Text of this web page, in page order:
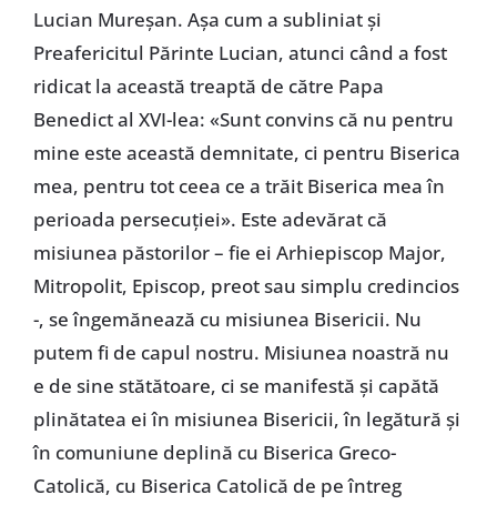
Lucian Mureșan. Așa cum a subliniat și
Preafericitul Părinte Lucian, atunci când a fost
ridicat la această treaptă de către Papa
Benedict al XVI-lea: «Sunt convins că nu pentru
mine este această demnitate, ci pentru Biserica
mea, pentru tot ceea ce a trăit Biserica mea în
perioada persecuției». Este adevărat că
misiunea păstorilor – fie ei Arhiepiscop Major,
Mitropolit, Episcop, preot sau simplu credincios
-, se îngemănează cu misiunea Bisericii. Nu
putem fi de capul nostru. Misiunea noastră nu
e de sine stătătoare, ci se manifestă și capătă
plinătatea ei în misiunea Bisericii, în legătură și
în comuniune deplină cu Biserica Greco-
Catolică, cu Biserica Catolică de pe întreg